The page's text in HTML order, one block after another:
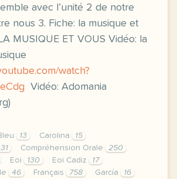
avec l’unité 2 de notre
nous 3. Fiche: la musique et
MUSIQUE ET VOUS Vidéo: la
watch?
Vidéo: Adomania
13 Carolina
15
31 Compréhension Orale
250
Eoi 130 Eoi Cadiz
17
46 Français 758 García
16